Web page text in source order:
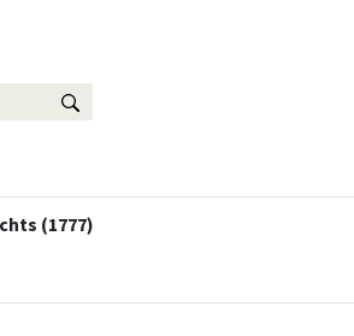
(1777)